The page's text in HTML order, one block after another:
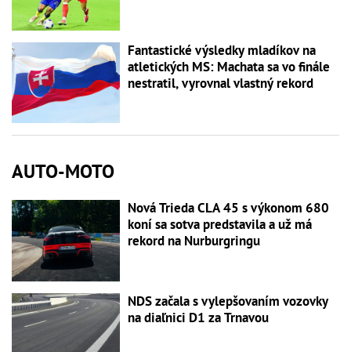
Fantastické výsledky mladíkov na
atletických MS: Machata sa vo finále
nestratil, vyrovnal vlastný rekord
AUTO-MOTO
Nová Trieda CLA 45 s výkonom 680
koní sa sotva predstavila a už má
rekord na Nurburgringu
NDS začala s vylepšovaním vozovky
na diaľnici D1 za Trnavou